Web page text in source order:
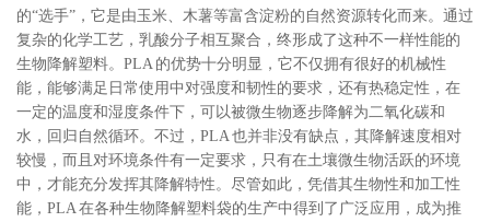
的“选手”，它是由玉米、木薯等富含淀粉的自然资源转化而来。通过
复杂的化学工艺，乳酸分子相互聚合，终形成了这种不一样性能的
生物降解塑料。PLA 的优势十分明显，它不仅拥有很好的机械性
能，能够满足日常使用中对强度和韧性的要求，还有热稳定性，在
一定的温度和湿度条件下，可以被微生物逐步降解为二氧化碳和
水，回归自然循环。不过，PLA 也并非没有缺点，其降解速度相对
较慢，而且对环境条件有一定要求，只有在土壤微生物活跃的环境
中，才能充分发挥其降解特性。尽管如此，凭借其生物性和加工性
能，PLA 在各种生物降解塑料袋的生产中得到了广泛应用，成为推